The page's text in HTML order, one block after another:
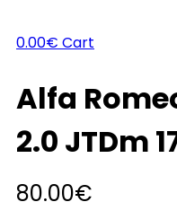
0.00€ Cart
Alfa
2.0 JTDm
80.00€